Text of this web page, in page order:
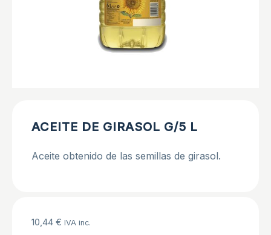
ACEITE DE GIRASOL G/5 L
Aceite obtenido de las semillas de girasol.
10,44 € IVA inc.